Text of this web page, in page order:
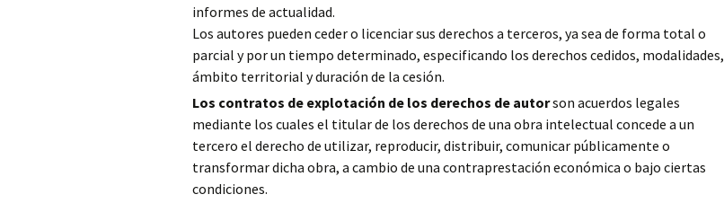
informes de actualidad.
Los autores pueden ceder o licenciar sus derechos a terceros, ya sea de forma total o
parcial y por un tiempo determinado, especificando los derechos cedidos, modalidades,
ámbito territorial y duración de la cesión.
Los contratos de explotación de los derechos de autorson acuerdos legales
mediante los cuales el titular de los derechos de una obra intelectual concede a un
tercero el derecho de utilizar, reproducir, distribuir, comunicar públicamente o
transformar dicha obra, a cambio de una contraprestación económica o bajo ciertas
condiciones.